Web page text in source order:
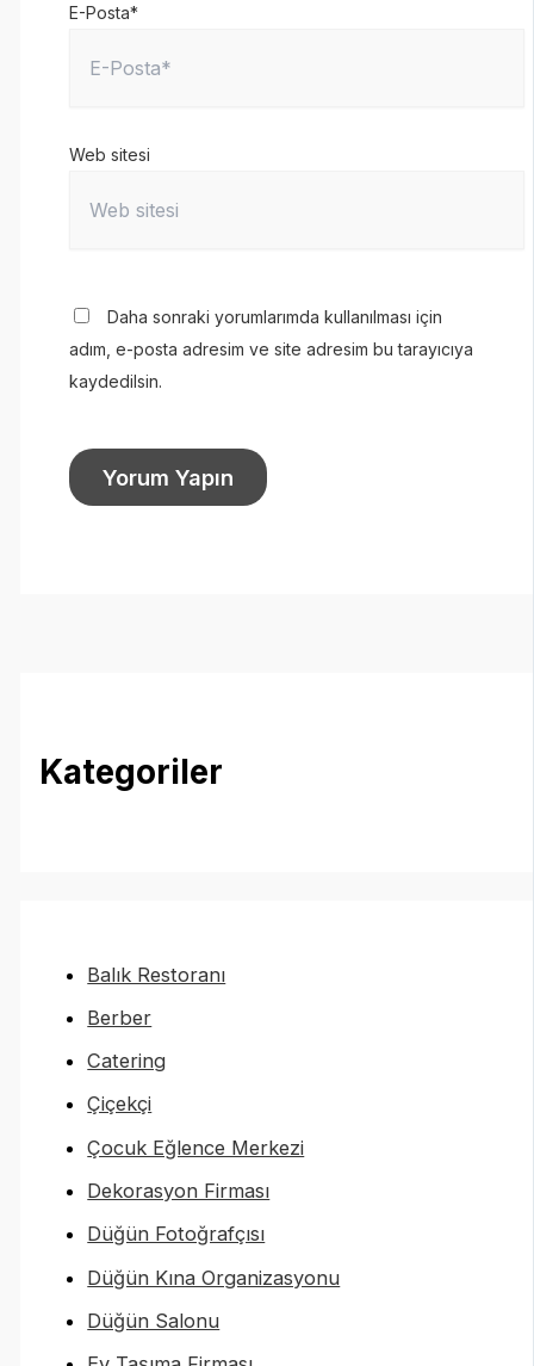
E-Posta*
Web sitesi
Daha sonraki yorumlarımda kullanılması için
adım, e-posta adresim ve site adresim bu tarayıcıya
kaydedilsin.
Kategoriler
Balık Restoranı
Berber
Catering
Çiçekçi
Çocuk Eğlence Merkezi
Dekorasyon Firması
Düğün Fotoğrafçısı
Düğün Kına Organizasyonu
Düğün Salonu